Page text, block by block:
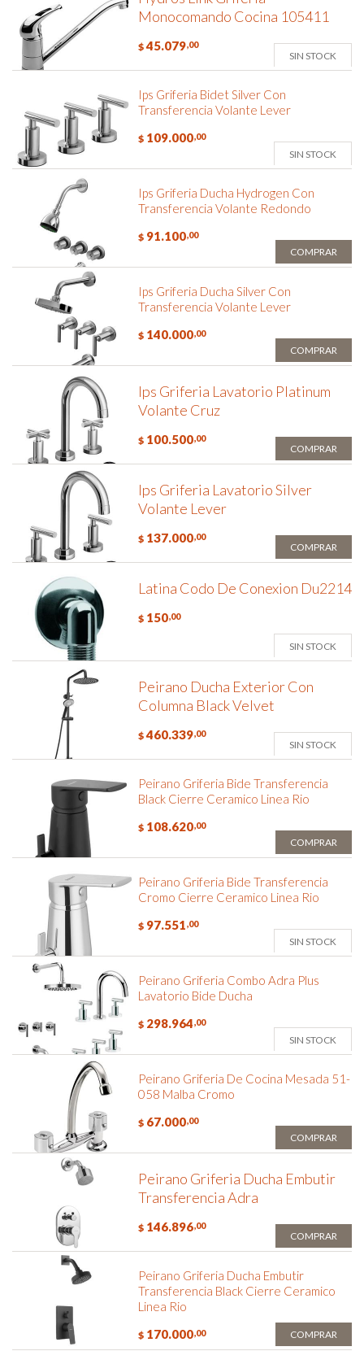
Monocomando Cocina 105411
$ 45.079,00
SIN STOCK
Ips Griferia Bidet Silver Con
Transferencia Volante Lever
$ 109.000,00
SIN STOCK
Ips Griferia Ducha Hydrogen Con
Transferencia Volante Redondo
$ 91.100,00
COMPRAR
Ips Griferia Ducha Silver Con
Transferencia Volante Lever
$ 140.000,00
COMPRAR
Ips Griferia Lavatorio Platinum
Volante Cruz
$ 100.500,00
COMPRAR
Ips Griferia Lavatorio Silver
Volante Lever
$ 137.000,00
COMPRAR
Latina Codo De Conexion Du2214
$ 150,00
SIN STOCK
Peirano Ducha Exterior Con
Columna Black Velvet
$ 460.339,00
SIN STOCK
Peirano Griferia Bide Transferencia
Black Cierre Ceramico Linea Rio
$ 108.620,00
COMPRAR
Peirano Griferia Bide Transferencia
Cromo Cierre Ceramico Linea Rio
$ 97.551,00
SIN STOCK
Peirano Griferia Combo Adra Plus
Lavatorio Bide Ducha
$ 298.964,00
SIN STOCK
Peirano Griferia De Cocina Mesada 51-
058 Malba Cromo
$ 67.000,00
COMPRAR
Peirano Griferia Ducha Embutir
Transferencia Adra
$ 146.896,00
COMPRAR
Peirano Griferia Ducha Embutir
Transferencia Black Cierre Ceramico
Linea Rio
$ 170.000,00 COMPRAR